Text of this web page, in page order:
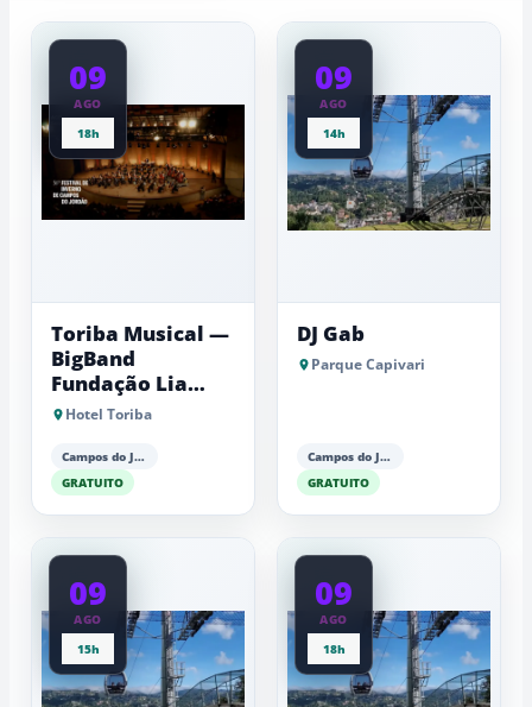
09
AGO
18h
Toriba Musical —
BigBand
Fundação Lia
Maria Aguiar
Hotel Toriba
Campos do Jordão
GRATUITO
09
AGO
14h
DJ Gab
Parque Capivari
Campos do Jordão
GRATUITO
09
AGO
15h
09
AGO
18h